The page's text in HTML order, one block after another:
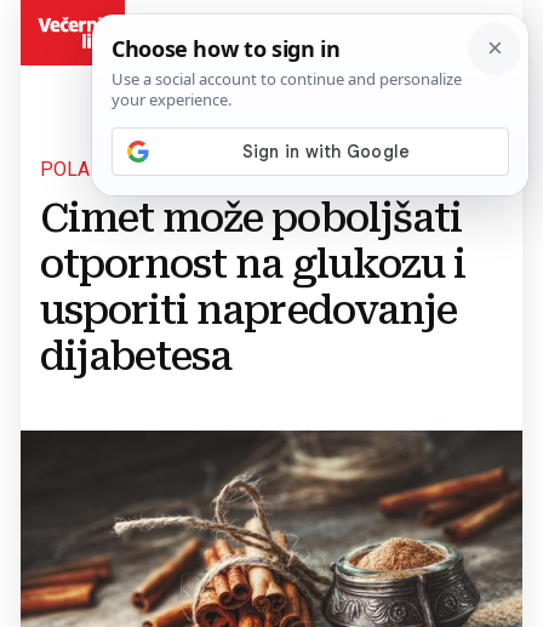
POLA ŽLIČICE DNEVNO
Cimet može poboljšati
otpornost na glukozu i
usporiti napredovanje
dijabetesa